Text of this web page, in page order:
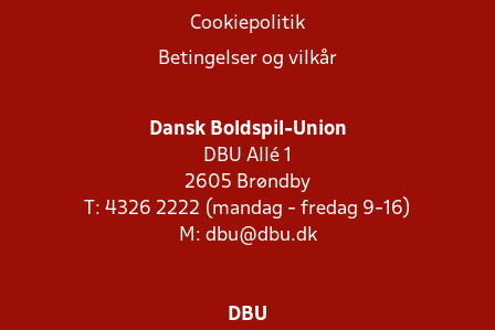
Cookiepolitik
Betingelser og vilkår
Dansk Boldspil-Union
DBU Allé 1
2605 Brøndby
T: 4326 2222 (mandag - fredag 9-16)
M: dbu@dbu.dk
DBU